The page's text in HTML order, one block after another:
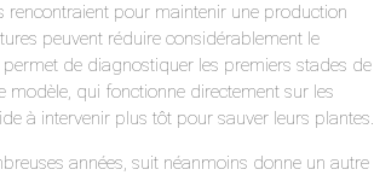
pour maintenir une production
peuvent réduire considérablement le
de diagnostiquer les premiers stades de
qui fonctionne directement sur les
à intervenir plus tôt pour sauver leurs plantes.
années, suit néanmoins donne un autre